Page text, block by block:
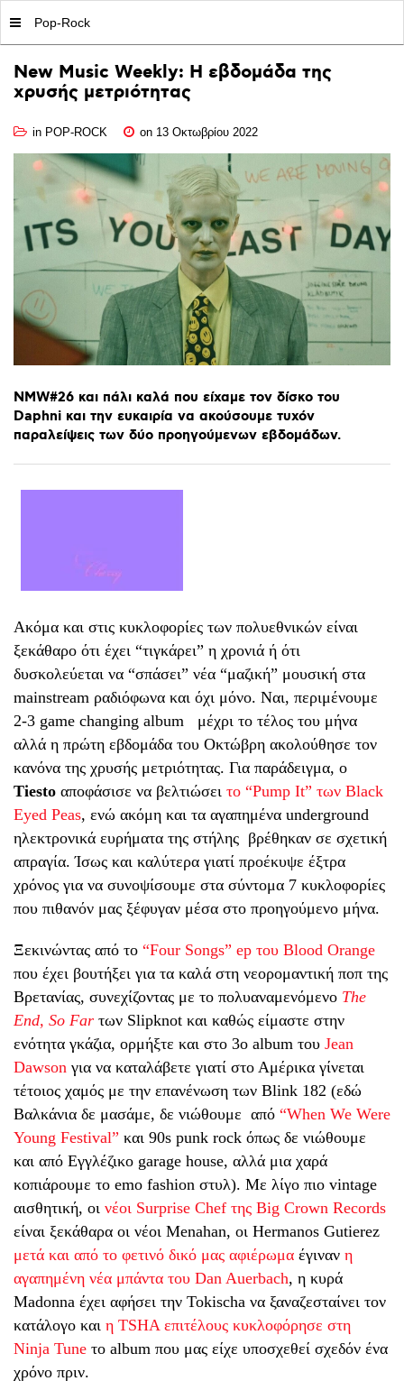
Pop-Rock
New Music Weekly: Η εβδομάδα της
χρυσής μετριότητας
in POP-ROCK on 13 Οκτωβρίου 2022
ΝΜW#26 και πάλι καλά που είχαμε τον δίσκο του
Daphni και την ευκαιρία να ακούσουμε τυχόν
παραλείψεις των δύο προηγούμενων εβδομάδων.
Ακόμα και στις κυκλοφορίες των πολυεθνικών είναι
ξεκάθαρο ότι έχει “τιγκάρει” η χρονιά ή ότι
δυσκολεύεται να “σπάσει” νέα “μαζική” μουσική στα
mainstream ραδιόφωνα και όχι μόνο. Ναι, περιμένουμε
2-3 game changing album
μέχρι το τέλος του μήνα
αλλά η πρώτη εβδομάδα του Οκτώβρη ακολούθησε τον
κανόνα της χρυσής μετριότητας. Για παράδειγμα, ο
Tiesto αποφάσισε να βελτιώσει το “Pump It” των Black
Eyed Peas, ενώ ακόμη και τα αγαπημένα underground
ηλεκτρονικά ευρήματα της στήλης βρέθηκαν σε σχετική
απραγία. Ίσως και καλύτερα γιατί προέκυψε έξτρα
χρόνος για να συνοψίσουμε στα σύντομα 7 κυκλοφορίες
που πιθανόν μας ξέφυγαν μέσα στο προηγούμενο μήνα.
Ξεκινώντας από το “Four Songs” ep του Blood Orange
που έχει βουτήξει για τα καλά στη νεορομαντική ποπ της
Βρετανίας, συνεχίζοντας με το πολυαναμενόμενο Τhe
End, So Far των Slipknot και καθώς είμαστε στην
ενότητα γκάζια, ορμήξτε και στο 3ο album του Jean
Dawson για να καταλάβετε γιατί στο Αμέρικα γίνεται
τέτοιος χαμός με την επανένωση των Blink 182 (εδώ
Βαλκάνια δε μασάμε, δε νιώθουμε από “When We Were
Young Festival” και 90s punk rock όπως δε νιώθουμε
και από Εγγλέζικο garage house, αλλά μια χαρά
κοπιάρουμε το emo fashion στυλ). Mε λίγο πιο vintage
αισθητική, οι νέοι Surprise Chef της Big Crown Records
είναι ξεκάθαρα οι νέοι Menahan, οι Hermanos Gutierez
μετά και από το φετινό δικό μας αφιέρωμα έγιναν η
αγαπημένη νέα μπάντα του Dan Auerbach, η κυρά
Madonna έχει αφήσει την Tokischa να ξαναζεσταίνει τον
κατάλογο και η TSHA επιτέλους κυκλοφόρησε στη
Ninja Tune το album που μας είχε υποσχεθεί σχεδόν ένα
χρόνο πριν.